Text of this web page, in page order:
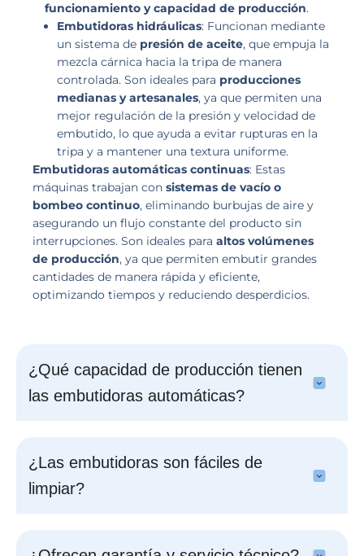
funcionamiento y capacidad de producción.
Embutidoras hidráulicas: Funcionan mediante
un sistema de presión de aceite, que empuja la
mezcla cárnica hacia la tripa de manera
controlada. Son ideales para producciones
medianas y artesanales, ya que permiten una
mejor regulación de la presión y velocidad de
embutido, lo que ayuda a evitar rupturas en la
tripa y a mantener una textura uniforme.
Embutidoras automáticas continuas: Estas
máquinas trabajan con sistemas de vacío o
bombeo continuo, eliminando burbujas de aire y
asegurando un flujo constante del producto sin
interrupciones. Son ideales para altos volúmenes
de producción, ya que permiten embutir grandes
cantidades de manera rápida y eficiente,
optimizando tiempos y reduciendo desperdicios.
¿Qué capacidad de producción tienen
las embutidoras automáticas?
¿Las embutidoras son fáciles de
limpiar?